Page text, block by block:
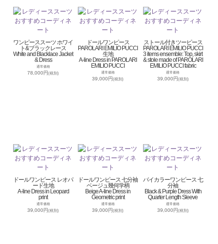
ワンピーススーツ ホワイ
ト&ブラックレース
White and Blacklace Jacket
& Dress
通常価格
78,000円(税別)
ドールワンピース
PAROLARI EMILIO PUCCI
生地
A-line Dress in PAROLARI
EMILIO PUCCI
通常価格
39,000円(税別)
ストール付きツーピース
PAROLARI EMILIO PUCCI
3 items ensemble: Top, skirt
& stole made of PAROLARI
EMILIO PUCCI fabric
通常価格
39,000円(税別)
ドールワンピース レオパ
ード生地
A-line Dress in Leopard
print
通常価格
39,000円(税別)
ドールワンピース 七分袖
ベージュ幾何学柄
Beige A-line Dress in
Geometric print
通常価格
39,000円(税別)
バイカラーワンピース 七
分袖
Black & Purple Dress With
Quarter Length Sleeve
通常価格
39,000円(税別)